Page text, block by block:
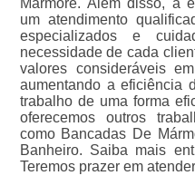
Mármore. Além disso, a
um atendimento
especializados e
necessidade de cada
valores consideráveis
aumentando a eficiência
trabalho de uma forma
oferecemos outros
como Bancadas De
Banheiro. Saiba mais
Teremos prazer em